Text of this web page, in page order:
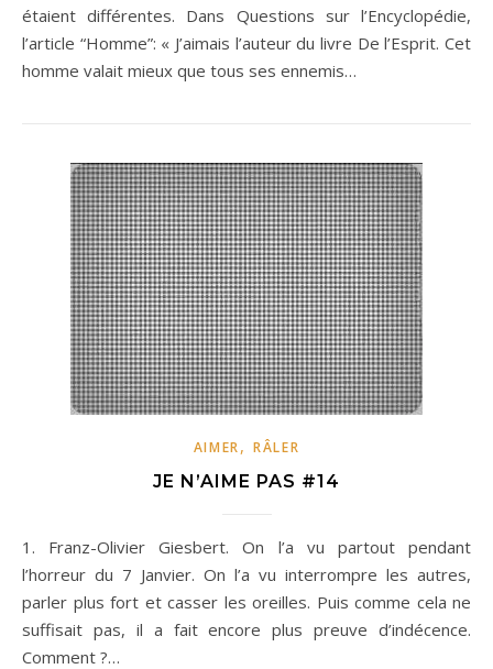
étaient différentes. Dans Questions sur l’Encyclopédie,
l’article “Homme”: « J’aimais l’auteur du livre De l’Esprit. Cet
homme valait mieux que tous ses ennemis…
AIMER, RÂLER
JE N’AIME PAS #14
1. Franz-Olivier Giesbert. On l’a vu partout pendant
l’horreur du 7 Janvier. On l’a vu interrompre les autres,
parler plus fort et casser les oreilles. Puis comme cela ne
suffisait pas, il a fait encore plus preuve d’indécence.
Comment ?…